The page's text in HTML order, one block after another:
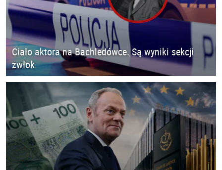
Ciało aktora na Bachledówce. Są wyniki sekcji
zwłok